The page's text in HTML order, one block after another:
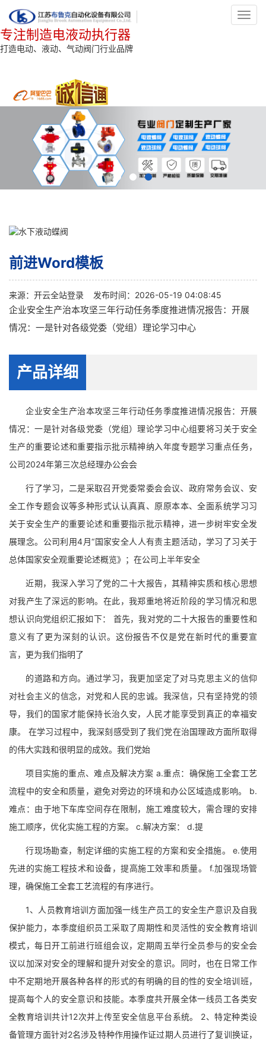
专注制造电液动执行器
打造电动、液动、气动阀门行业品牌
前进Word模板
来源： 开云全站登录 发布时间：2026-05-19 04:08:45
企业安全生产治本攻坚三年行动任务季度推进情况报告：开展
情况：一是针对各级党委（党组）理论学习中心
产品详细
企业安全生产治本攻坚三年行动任务季度推进情况报告：开展
情况：一是针对各级党委（党组）理论学习中心组要将习关于安全
生产的重要论述和重要指示批示精神纳入年度专题学习重点任务，
公司2024年第三次总经理办公会会
行了学习，二是采取召开党委常委会会议、政府常务会议、安
全工作专题会议等多种形式认认真真、原原本本、全面系统学习习
关于安全生产的重要论述和重要指示批示精神，进一步树牢安全发
展理念。公司利用4月“国家安全人人有责主题活动，学习了习关于
总体国家安全观重要论述概览》；在公司上半年安全
近期，我深入学习了党的二十大报告，其精神实质和核心思想
对我产生了深远的影响。在此，我郑重地将近阶段的学习情况和思
想认识向党组织汇报如下： 首先，我对党的二十大报告的重要性和
意义有了更为深刻的认识。这份报告不仅是党在新时代的重要宣
言，更为我们指明了
的道路和方向。通过学习，我更加坚定了对马克思主义的信仰
对社会主义的信念，对党和人民的忠诚。我深信，只有坚持党的领
导，我们的国家才能保持长治久安，人民才能享受到真正的幸福安
康。 在学习过程中，我深刻感受到了我们党在治国理政方面所取得
的伟大实践和很明显的成效。我们党始
项目实施的重点、难点及解决方案 a.重点：确保施工全套工艺
流程中的安全和质量，避免对旁边的环境和办公区域造成影响。 b.
难点：由于地下车库空间存在限制，施工难度较大，需合理的安排
施工顺序，优化实施工程的方案。 c.解决方案： d.提
行现场勘查，制定详细的实施工程的方案和安全措施。 e.使用
先进的实施工程技术和设备，提高施工效率和质量。 f.加强现场管
理，确保施工全套工艺流程的有序进行。
1、人员教育培训方面加强一线生产员工的安全生产意识及自我
保护能力，本季度组织员工采取了周期性和灵活性的安全教育培训
模式，每日开工前进行班组会议，定期周五举行全员参与的安全会
议以加深对安全的理解和提升对安全的意识。同时，也在日常工作
中不定期地开展各种各样的形式的有明确的目的性的安全培训班，
提高每个人的安全意识和技能。本季度共开展全体一线员工各类安
全教育培训共计12次并上传至安全信息平台系统。 2、特定种类设
备管理方面针对2名涉及特种作用操作证过期人员进行了复训换证，